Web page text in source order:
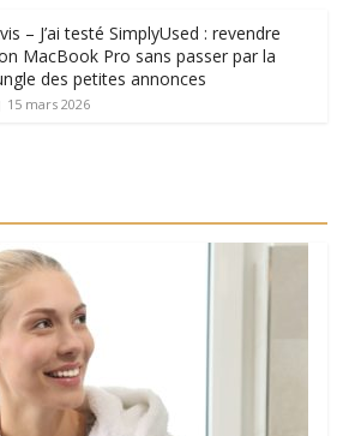
– J’ai testé SimplyUsed : revendre
MacBook Pro sans passer par la
des petites annonces
15 mars 2026